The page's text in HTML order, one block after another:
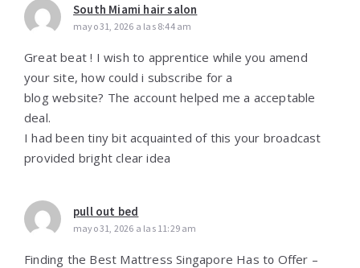
South Miami hair salon
mayo 31, 2026 a las 8:44 am
Great beat ! I wish to apprentice while you amend
your site, how could i subscribe for a
blog website? The account helped me a acceptable
deal.
I had been tiny bit acquainted of this your broadcast
provided bright clear idea
pull out bed
mayo 31, 2026 a las 11:29 am
Finding the Best Mattress Singapore Нas t᧐ Offer –